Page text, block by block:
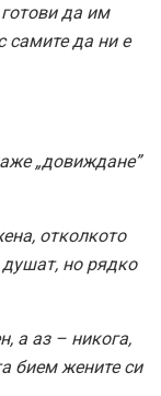
да им
самите да ни е
„довиждане”
отколкото
душат, но рядко
а аз – никога,
бием жените си